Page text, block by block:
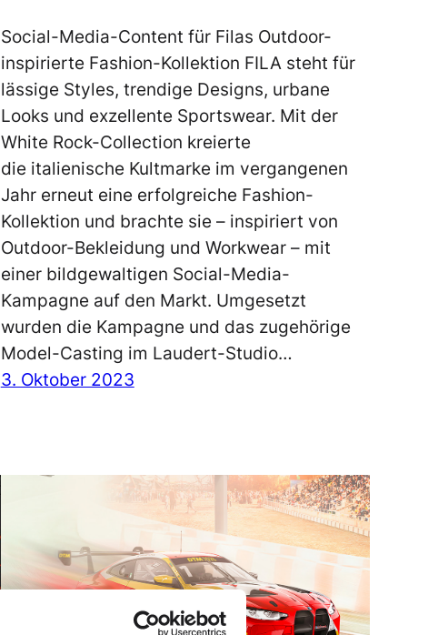
Social-Media-Content für Filas Outdoor-
inspirierte Fashion-Kollektion FILA steht für
lässige Styles, trendige Designs, urbane
Looks und exzellente Sportswear. Mit der
White Rock-Collection kreierte
die italienische Kultmarke im vergangenen
Jahr erneut eine erfolgreiche Fashion-
Kollektion und brachte sie – inspiriert von
Outdoor-Bekleidung und Workwear – mit
einer bildgewaltigen Social-Media-
Kampagne auf den Markt. Umgesetzt
wurden die Kampagne und das zugehörige
Model-Casting im Laudert-Studio…
3. Oktober 2023